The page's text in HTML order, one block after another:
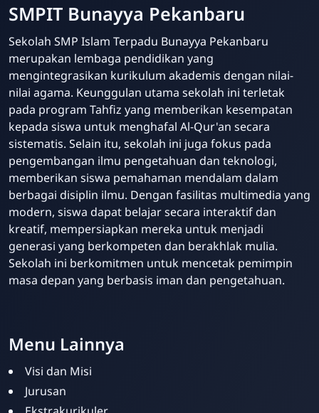
SMPIT Bunayya Pekanbaru
Sekolah SMP Islam Terpadu Bunayya Pekanbaru
merupakan lembaga pendidikan yang
mengintegrasikan kurikulum akademis dengan nilai-
nilai agama. Keunggulan utama sekolah ini terletak
pada program Tahfiz yang memberikan kesempatan
kepada siswa untuk menghafal Al-Qur'an secara
sistematis. Selain itu, sekolah ini juga fokus pada
pengembangan ilmu pengetahuan dan teknologi,
memberikan siswa pemahaman mendalam dalam
berbagai disiplin ilmu. Dengan fasilitas multimedia yang
modern, siswa dapat belajar secara interaktif dan
kreatif, mempersiapkan mereka untuk menjadi
generasi yang berkompeten dan berakhlak mulia.
Sekolah ini berkomitmen untuk mencetak pemimpin
masa depan yang berbasis iman dan pengetahuan.
Menu Lainnya
Visi dan Misi
Jurusan